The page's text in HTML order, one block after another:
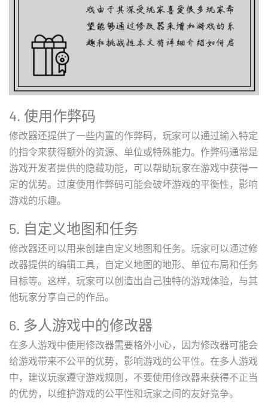
4. 使用作弊码
修改器还提供了一些内置的作弊码，玩家可以通过输入特定
的指令来获得额外的资源、单位或特殊能力。作弊码通常是
游戏开发者提供的隐藏功能，可以帮助玩家在游戏中获得一
定的优势。过度使用作弊码可能会破坏游戏的平衡性，影响
游戏的乐趣。
5. 自定义地图和任务
修改器还可以用来创建自定义地图和任务。玩家可以通过修
改器提供的编辑工具，自定义地图的地形、单位布局和任务
目标等。这样，玩家可以创造出自己独特的游戏体验，与其
他玩家分享自己的作品。
6. 多人游戏中的修改器
在多人游戏中使用修改器需要格外小心，因为修改器可能会
给游戏带来不公平的优势，影响游戏的公平性。在多人游戏
中，建议玩家遵守游戏规则，不要使用修改器来获得不正当
的优势，以维护游戏的公平性和玩家之间的友好竞争。